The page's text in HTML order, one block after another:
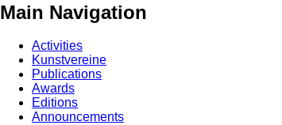
Main Navigation
Activities
Kunstvereine
Publications
Awards
Editions
Announcements